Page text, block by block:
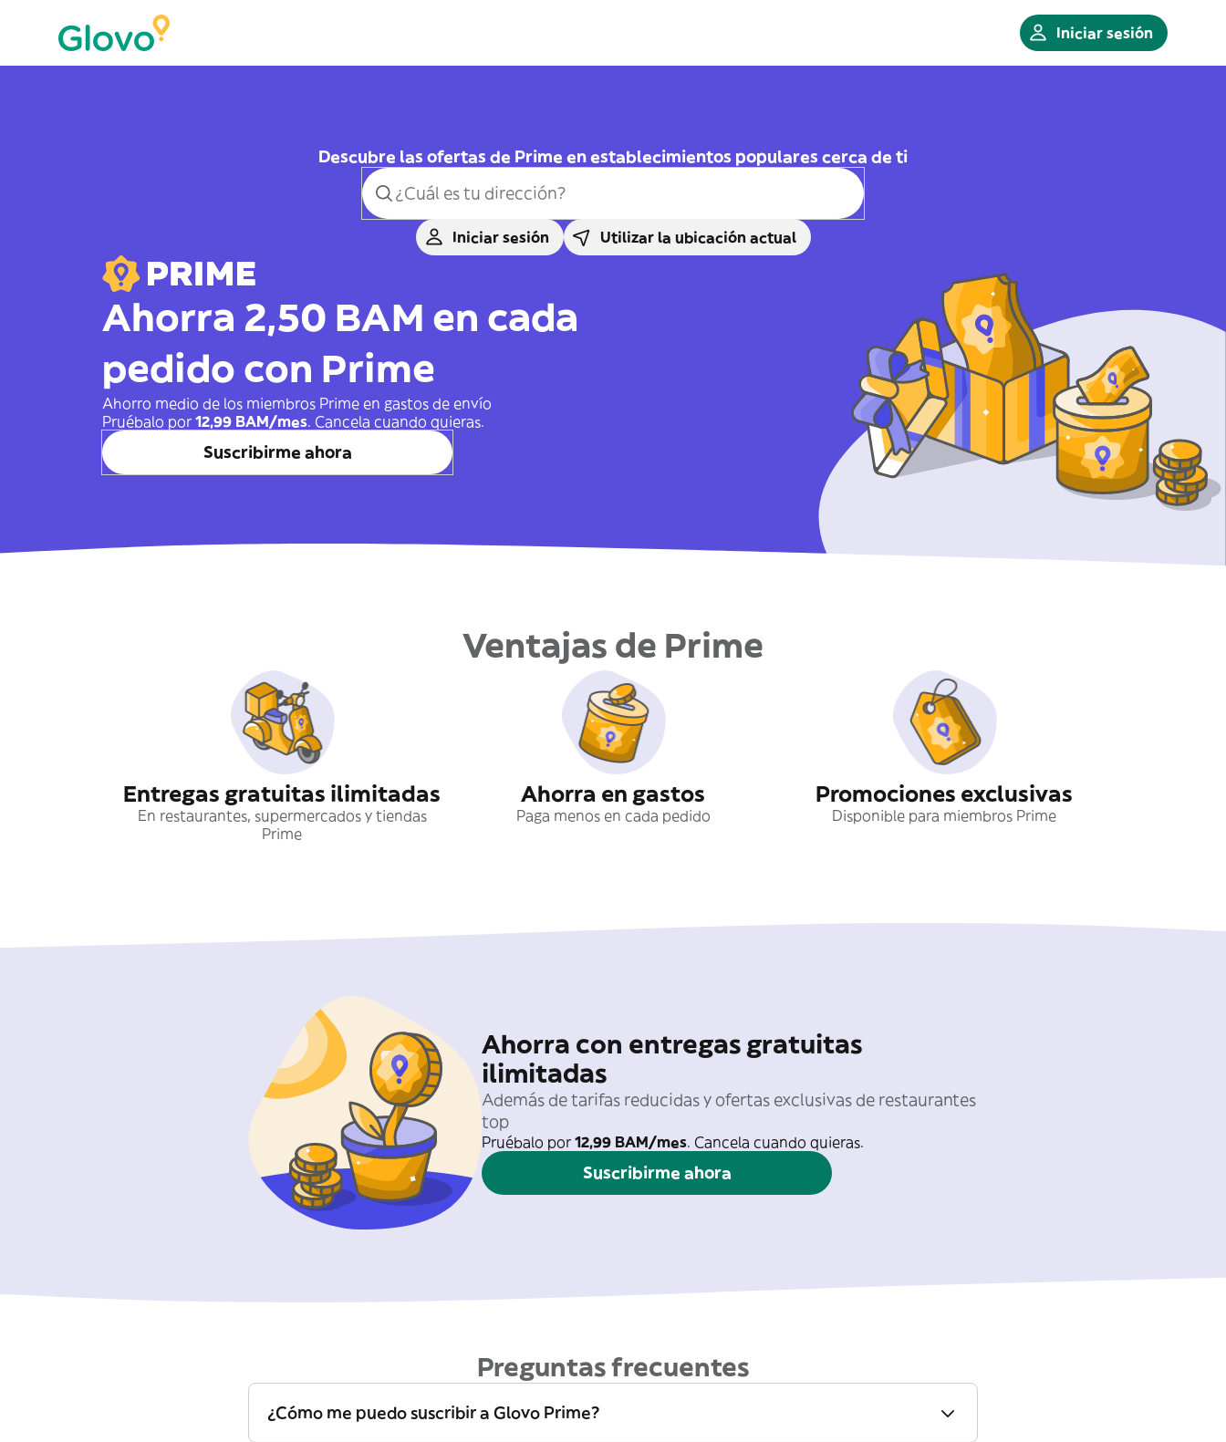
Iniciar sesión
Descubre las ofertas de Prime en establecimientos populares cerca de ti
Iniciar sesión Utilizar la ubicación actual
Ahorra 2,50 BAM en cada
pedido con Prime
Ahorro medio de los miembros Prime en gastos de envío
Pruébalo por 12,99 BAM/mes. Cancela cuando quieras.
Suscribirme ahora
Ventajas de Prime
Entregas gratuitas ilimitadas
En restaurantes, supermercados y tiendas
Prime
Ahorra en gastos
Paga menos en cada pedido
Promociones exclusivas
Disponible para miembros Prime
Ahorra con entregas gratuitas
ilimitadas
Además de tarifas reducidas y ofertas exclusivas de restaurantes
top
Pruébalo por 12,99 BAM/mes. Cancela cuando quieras.
Suscribirme ahora
Preguntas frecuentes
¿Cómo me puedo suscribir a Glovo Prime?